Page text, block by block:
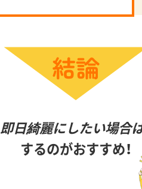
即日綺麗にしたい場合は
するのがおすすめ！